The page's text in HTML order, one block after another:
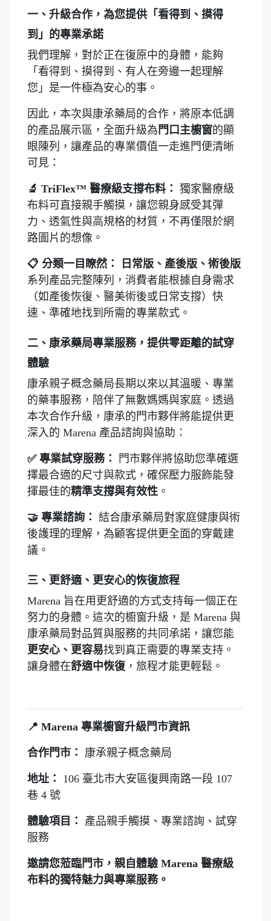
一、升級合作，為您提供「看得到、摸得
到」的專業承諾
我們理解，對於正在復原中的身體，能夠
「看得到、摸得到、有人在旁邊一起理解
您」是一件極為安心的事。
因此，本次與康承藥局的合作，將原本低調
的產品展示區，全面升級為 門口主櫥窗的顯
眼陳列，讓產品的專業價值一走進門便清晰
可見：
🔬 TriFlex™ 醫療級支撐布料： 獨家醫療級
布料可直接親手觸摸，讓您親身感受其彈
力、透氣性與高規格的材質，不再僅限於網
路圖片的想像。
📋 分類一目瞭然：
日常版、產後版、術後版
系列產品完整陳列，消費者能根據自身需求
（如產後恢復、醫美術後或日常支撐）快
速、準確地找到所需的專業款式。
二、康承藥局專業服務，提供零距離的試穿
體驗
康承親子概念藥局長期以來以其溫暖、專業
的藥事服務，陪伴了無數媽媽與家庭。透過
本次合作升級，康承的門市夥伴將能提供更
深入的 Marena 產品諮詢與協助：
✅ 專業試穿服務：
門市夥伴將協助您準確選
擇最合適的尺寸與款式，確保壓力服飾能發
揮最佳的精準支撐與有效性 。
🤝 專業諮詢： 結合康承藥局對家庭健康與術
後護理的理解，為顧客提供更全面的穿戴建
議。
三、更舒適、更安心的恢復旅程
Marena 旨在用更舒適的方式支持每一個正在
努力的身體。這次的櫥窗升級，是 Marena 與
康承藥局對品質與服務的共同承諾，讓您能
更安心、更容易找到真正需要的專業支持。
讓身體在舒適中恢復 ，旅程才能更輕鬆。
📍 Marena 專業櫥窗升級門市資訊
合作門市： 康承親子概念藥局
地址：
106 臺北市大安區復興南路一段 107
巷 4 號
體驗項目：
產品親手觸摸、專業諮詢、試穿
服務
邀請您蒞臨門市，親自體驗 Marena 醫療級
布料的獨特魅力與專業服務。